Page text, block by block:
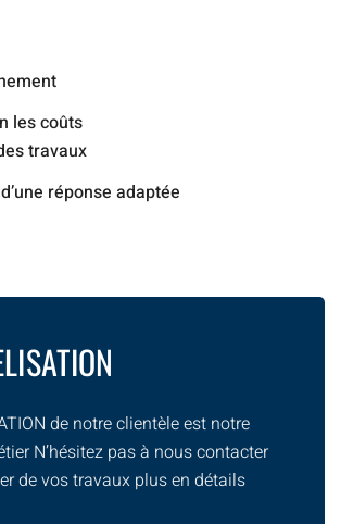
les coûts
travaux
réponse adaptée
de notre clientèle est notre
N’hésitez pas à nous contacter
de vos travaux plus en détails